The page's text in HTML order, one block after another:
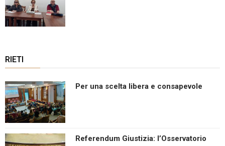
RIETI
Per una scelta libera e consapevole
Referendum Giustizia: l’Osservatorio